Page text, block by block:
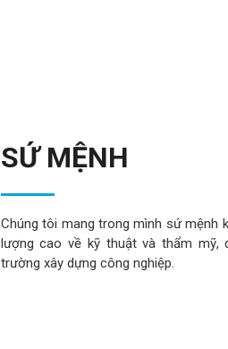
SỨ MỆNH
Chúng tôi mang trong mình sứ mệnh
lượng cao về kỹ thuật và thẩm mỹ,
trường xây dựng công nghiệp.